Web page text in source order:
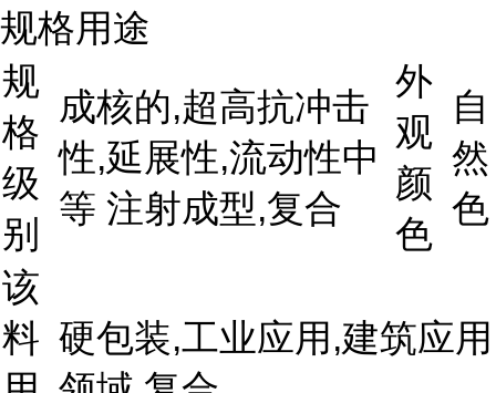
规格用途
规
格
级
别
成核的,超高抗冲击
性,延展性,流动性中
等 注射成型,复合
外
观
颜
色
自
然
色
该
料 硬包装,工业应用,建筑应用